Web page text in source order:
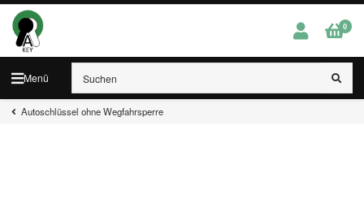
Menü
0
Autoschlüssel ohne Wegfahrsperre